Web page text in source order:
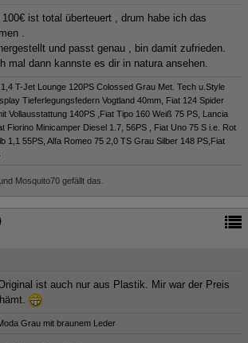
ist total überteuert , drum habe ich das
.
und passt genau , bin damit zufrieden.
mal dann kannste es dir in natura ansehen.
T-Jet Lounge 120PS Colossed Grau Met. Tech u.Style
Tieferlegungsfedern Vogtland 40mm, Fiat 124 Spider
Vollausstattung 140PS ,Fiat Tipo 160 Weiß 75 PS, Lancia
Fiorino Minicamper Diesel 1.7, 56PS , Fiat Uno 75 S i.e. Rot
1,1 55PS, Alfa Romeo 75 2,0 TS Grau Silber 148 PS,Fiat
Mosquito70 gefällt das.
ist auch nur aus Plastik. Mir war der Preis
Grau mit braunem Leder